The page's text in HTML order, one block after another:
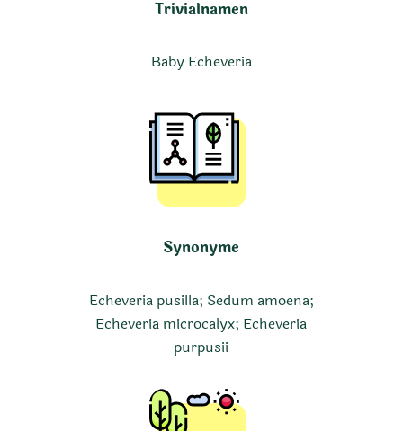
Trivialnamen
Baby Echeveria
Synonyme
Echeveria pusilla; Sedum amoena;
Echeveria microcalyx; Echeveria
purpusii